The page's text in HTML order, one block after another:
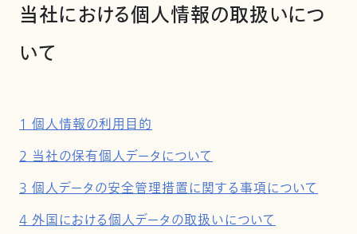
当社における個人情報の取扱いにつ
いて
1 個人情報の利用目的
2 当社の保有個人データについて
3 個人データの安全管理措置に関する事項について
4 外国における個人データの取扱いについて